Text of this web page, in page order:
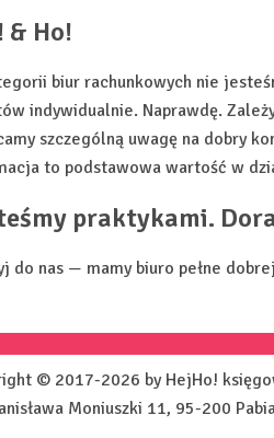
& Ho!
biur rachunkowych nie
indywidualnie. Naprawdę.
szczególną uwagę na dobry
to podstawowa wartość w
praktykami.
do nas — mamy biuro pełne
© 2017-2026 by HejHo!
Moniuszki 11, 95-200